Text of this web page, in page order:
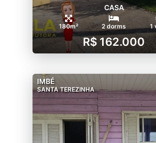
CASA
180m² 2 dorms 1
R$ 162.000
IMBÉ
SANTA TEREZINHA